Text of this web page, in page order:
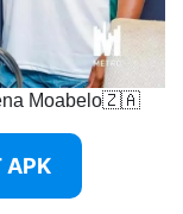
Moabelo🇿🇦
APK